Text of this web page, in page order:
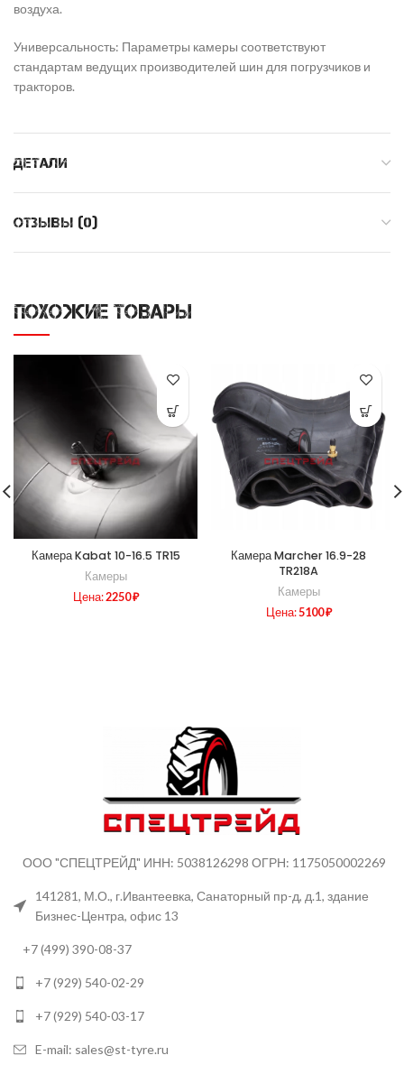
воздуха.
​Универсальность: Параметры камеры соответствуют
стандартам ведущих производителей шин для погрузчиков и
тракторов.
ДЕТАЛИ
ОТЗЫВЫ (0)
ПОХОЖИЕ ТОВАРЫ
Камера Kabat 10-16.5 TR15
Камеры
Цена:2250₽
Камера Marcher 16.9-28
TR218A
Камеры
Цена:5100₽
ООО "СПЕЦТРЕЙД" ИНН: 5038126298 ОГРН: 1175050002269
141281, М.О., г.Ивантеевка, Санаторный пр-д, д.1, здание
Бизнес-Центра, офис 13
+7 (499) 390-08-37
+7 (929) 540-02-29
+7 (929) 540-03-17
E-mail: sales@st-tyre.ru